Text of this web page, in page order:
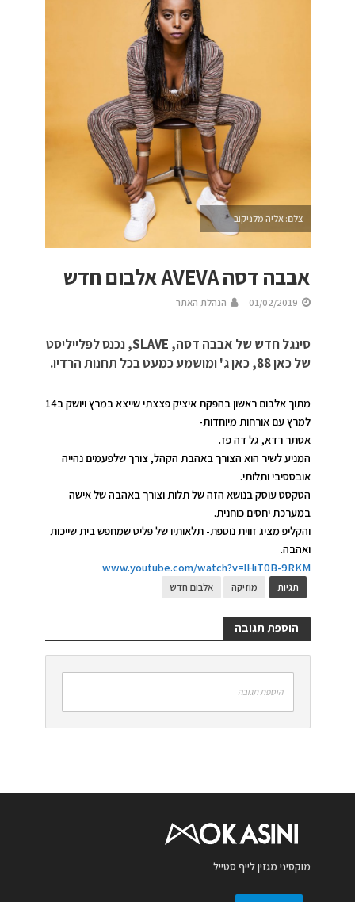
צלם: אליה מלניקוב
אבבה דסה AVEVA אלבום חדש
01/02/2019 הנהלת האתר
סינגל חדש של אבבה דסה, SLAVE, נכנס לפלייליסט
של כאן 88, כאן ג' ומושמע כמעט בכל תחנות הרדיו.
מתוך אלבום ראשון בהפקת איציק פצצתי שייצא במרץ ויושק ב14
למרץ עם אורחות מיוחדות-
אסתר רדא, גל דה פז.
המניע לשיר הוא הצורך באהבת הקהל, צורך שלפעמים נהייה
אובססיבי ותלותי.
הטקסט עוסק בנושא הזה של תלות וצורך באהבה של אישה
במערכת יחסים כוחנית.
והקליפ מציג זווית נוספת- תלאותיו של פליט שמחפש בית שייכות
ואהבה.
www.youtube.com/watch?v=lHiT0B-9RKM
תגיות מוזיקה אלבום חדש
הוספת תגובה
הוספת תגובה
מוקסיני מגזין לייף סטייל